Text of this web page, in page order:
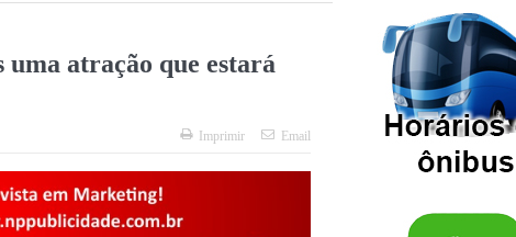
atração que estará
Imprimir Email